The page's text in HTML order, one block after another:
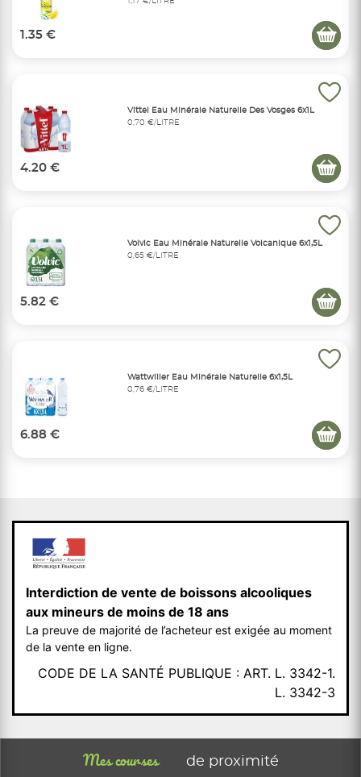
1.35 €
Vittel Eau Minérale Naturelle Des Vosges 6x1L
0,70 €/LITRE
4.20 €
Volvic Eau Minérale Naturelle Volcanique 6x1,5L
0,65 €/LITRE
5.82 €
Wattwiller Eau Minérale Naturelle 6x1,5L
0,76 €/LITRE
6.88 €
Interdiction de vente de boissons alcooliques
aux mineurs de moins de 18 ans
La preuve de majorité de l’acheteur est exigée au moment
de la vente en ligne.
CODE DE LA SANTÉ PUBLIQUE : ART. L. 3342-1.
L. 3342-3
Mes courses de proximité